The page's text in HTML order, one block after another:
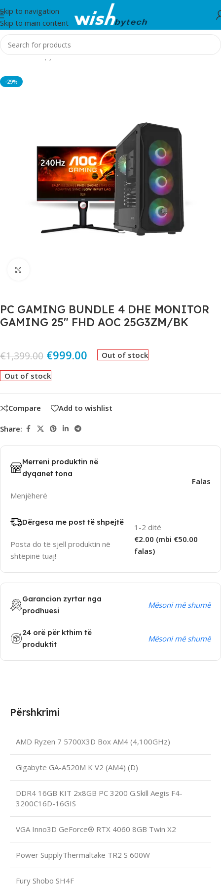
Skip to navigation
Skip to main content
Home/Kompjuter
-29%
PC GAMING BUNDLE 4 DHE MONITOR
GAMING 25″ FHD AOC 25G3ZM/BK
€1,399.00 €999.00 Out of stock
Out of stock
Compare Add to wishlist
Share:
Merreni produktin në
dyqanet tona
Menjëherë
Falas
Dërgesa me post të shpejtë
Posta do të sjell produktin në
shtëpinë tuaj!
1-2 ditë
€2.00 (mbi €50.00
falas)
Garancion zyrtar nga
prodhuesi
Mësoni më shumë
24 orë për kthim të
produktit
Mësoni më shumë
Përshkrimi
AMD Ryzen 7 5700X3D Box AM4 (4,100GHz)
Gigabyte GA-A520M K V2 (AM4) (D)
DDR4 16GB KIT 2x8GB PC 3200 G.Skill Aegis F4-
3200C16D-16GIS
VGA Inno3D GeForce® RTX 4060 8GB Twin X2
Power SupplyThermaltake TR2 S 600W
Fury Shobo SH4F